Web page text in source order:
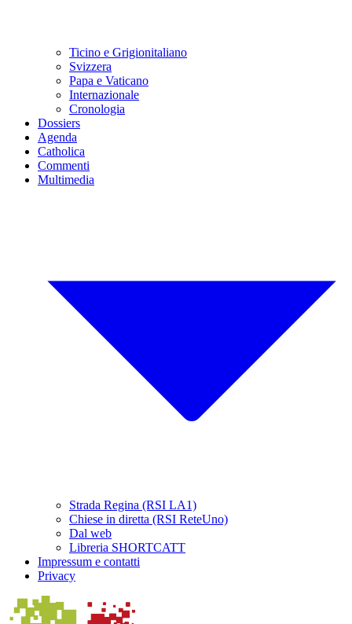
Ticino e Grigionitaliano
Svizzera
Papa e Vaticano
Internazionale
Cronologia
Dossiers
Agenda
Catholica
Commenti
Multimedia
Strada Regina (RSI LA1)
Chiese in diretta (RSI ReteUno)
Dal web
Libreria SHORTCATT
Impressum e contatti
Privacy